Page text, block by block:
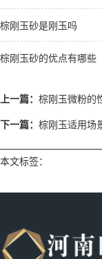
棕刚玉砂是刚玉吗
棕刚玉砂的优点有哪些
上一篇： 棕刚玉微粉的
下一篇： 棕刚玉适用场
本文标签：